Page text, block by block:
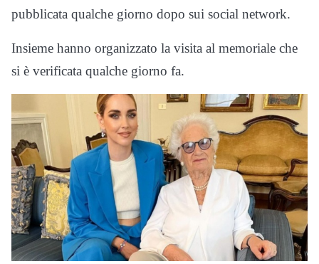
pubblicata qualche giorno dopo sui social network.
Insieme hanno organizzato la visita al memoriale che
si è verificata qualche giorno fa.